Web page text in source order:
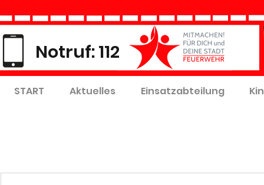
Notruf: 112
START Aktuelles Einsatzabteilung